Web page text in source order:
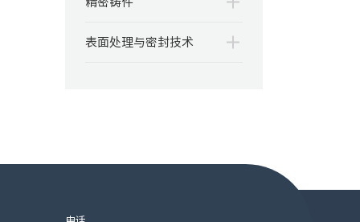
表面处理与密封技术